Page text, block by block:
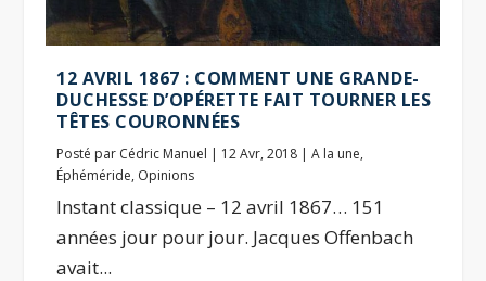
12 AVRIL 1867 : COMMENT UNE GRANDE-
DUCHESSE D’OPÉRETTE FAIT TOURNER LES
TÊTES COURONNÉES
Posté par Cédric Manuel | 12 Avr, 2018 |A la une,
Éphéméride, Opinions
Instant classique – 12 avril 1867… 151
années jour pour jour. Jacques Offenbach
avait...